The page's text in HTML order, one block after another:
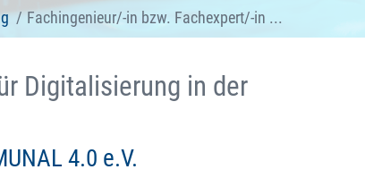
Fachingenieur/-in bzw. Fachexpert/-in ...
Digitalisierung in der
4.0 e.V.